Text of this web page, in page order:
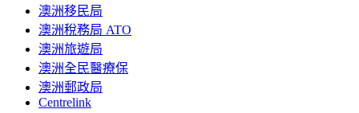
澳洲移民局
澳洲稅務局 ATO
澳洲旅遊局
澳洲全民醫療保
澳洲郵政局
Centrelink